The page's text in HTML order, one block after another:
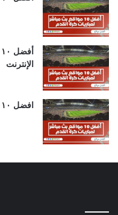
الإنترنت
افضل ١٠ مواقع لمشاهدة مباريات اليوم بث مباشر